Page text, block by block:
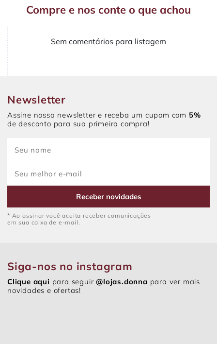
Compre e nos conte o que achou
Sem comentários para listagem
Newsletter
Assine nossa newsletter e receba um cupom com 5%
de desconto para sua primeira compra!
Receber novidades
* Ao assinar você aceita receber comunicações
em sua caixa de e-mail.
Siga-nos no instagram
Clique aqui para seguir@lojas.donna para ver mais
novidades e ofertas!